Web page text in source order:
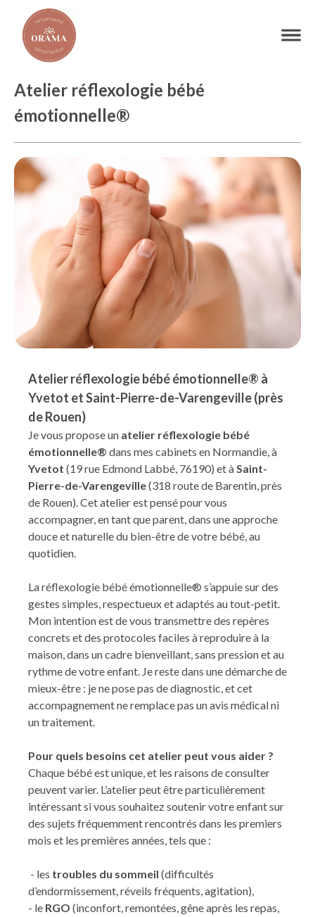
Atelier réflexologie bébé
émotionnelle®
Atelier réflexologie bébé émotionnelle® à
Yvetot et Saint-Pierre-de-Varengeville (près
de Rouen)
Je vous propose un atelier réflexologie bébé
émotionnelle® dans mes cabinets en Normandie, à
Yvetot (19 rue Edmond Labbé, 76190) et àSaint-
Pierre-de-Varengeville(318 route de Barentin, près
de Rouen). Cet atelier est pensé pour vous
accompagner, en tant que parent, dans une approche
douce et naturelle du bien-être de votre bébé, au
quotidien.
La réflexologie bébé émotionnelle® s’appuie sur des
gestes simples, respectueux et adaptés au tout-petit.
Mon intention est de vous transmettre des repères
concrets et des protocoles faciles à reproduire à la
maison, dans un cadre bienveillant, sans pression et au
rythme de votre enfant. Je reste dans une démarche de
mieux-être : je ne pose pas de diagnostic, et cet
accompagnement ne remplace pas un avis médical ni
un traitement.
Pour quels besoins cet atelier peut vous aider ?
Chaque bébé est unique, et les raisons de consulter
peuvent varier. L’atelier peut être particulièrement
intéressant si vous souhaitez soutenir votre enfant sur
des sujets fréquemment rencontrés dans les premiers
mois et les premières années, tels que :
- les troubles du sommeil (difficultés
d’endormissement, réveils fréquents, agitation),
- le RGO (inconfort, remontées, gêne après les repas,